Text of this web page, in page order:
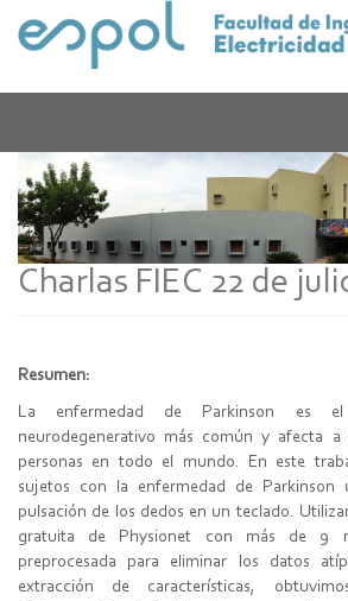
contenido
Charlas FIEC 22 de
Resumen:
La enfermedad de Parkinson es el
neurodegenerativo más común y afecta
personas en todo el mundo. En este
sujetos con la enfermedad de Parkinson
pulsación de los dedos en un teclado.
gratuita de Physionet con más de 9
preprocesada para eliminar los datos
extracción de características,